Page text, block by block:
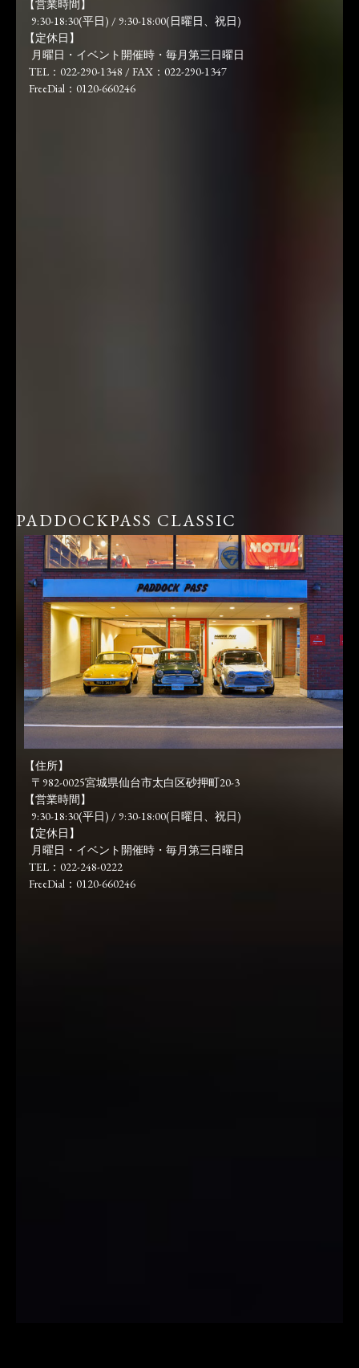
【営業時間】
9:30-18:30(平日) / 9:30-18:00(日曜日、祝日)
【定休日】
月曜日・イベント開催時・毎月第三日曜日
TEL：022-290-1348 / FAX：022-290-1347
FreeDial：0120-660246
PADDOCKPASS CLASSIC
【住所】
〒982-0025宮城県仙台市太白区砂押町20-3
【営業時間】
9:30-18:30(平日) / 9:30-18:00(日曜日、祝日)
【定休日】
月曜日・イベント開催時・毎月第三日曜日
TEL：022-248-0222
FreeDial：0120-660246